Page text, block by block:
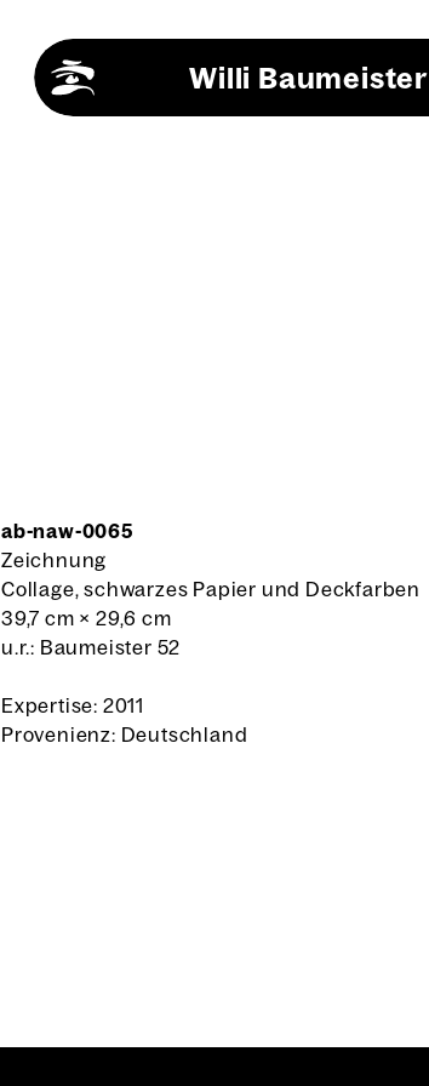
Willi Baumeister
ab-naw-0065
Zeichnung
Collage, schwarzes Papier und Deckfarben
39,7 cm × 29,6 cm
u.r.: Baumeister 52
Expertise: 2011
Provenienz: Deutschland